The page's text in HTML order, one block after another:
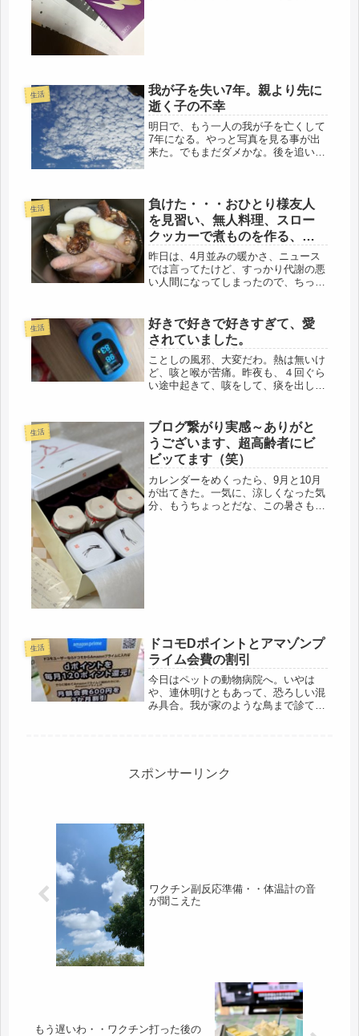
生活
我が子を失い7年。親より先に
逝く子の不幸
明日で、もう一人の我が子を亡くして
7年になる。やっと写真を見る事が出
来た。でもまだダメかな。後を追いた
もっと向き合ってやればよかったので
は...
生活
負けた・・・おひとり様友人
を見習い、無人料理、スロー
クッカーで煮ものを作る、只
今食費3.5万を計画中。
昨日は、4月並みの暖かさ、ニュース
では言ってたけど、すっかり代謝の悪
い人間になってしまったので、ちっと
たです。ホントなの？そんなに暖かか
った？という事は、人体改造は間違...
生活
好きで好きで好きすぎて、愛
されていました。
ことしの風邪、大変だわ。熱は無いけ
ど、咳と喉が苦痛。昨夜も、４回ぐら
い途中起きて、咳をして、痰を出し、
む。最後は、９時近くまで寝たので、
睡眠不足は解消されたと思う。今日
は、...
生活
ブログ繋がり実感～ありがと
うございます、超高齢者にビ
ビッてます（笑）
カレンダーをめくったら、9月と10月
が出てきた。一気に、涼しくなった気
分、もうちょっとだな、この暑さも。
生活
ドコモDポイントとアマゾンプ
ライム会費の割引
今日はペットの動物病院へ。いやは
や、連休明けともあって、恐ろしい混
み具合。我が家のような鳥まで診ても
たの...
スポンサーリンク
ワクチン副反応準備・・体温計の音
が聞こえた
もう遅いわ・・ワクチン打った後の